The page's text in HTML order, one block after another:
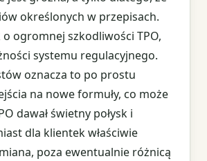
określonych w przepisach.
ogromnej szkodliwości TPO,
systemu regulacyjnego.
oznacza to po prostu
na nowe formuły, co może
dawał świetny połysk i
dla klientek właściwie
poza ewentualnie różnicą